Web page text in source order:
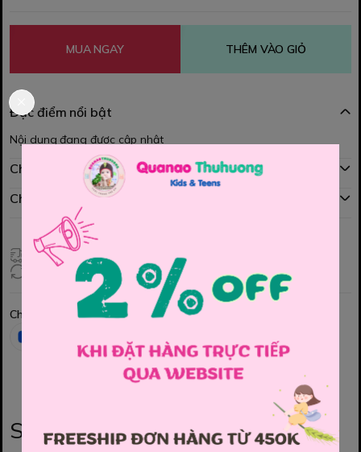
MUA NGAY THÊM VÀO GIỎ
Đặc điểm nổi bật
Nội dung đang được cập nhật
Chính sách mua hàng
Chính sách đổi hàng
Giao hàng toàn quốc
Đổi hàng 3 ngày (HCM), 7 ngày (Tỉnh)
Chia sẻ
Sản phẩm liên quan